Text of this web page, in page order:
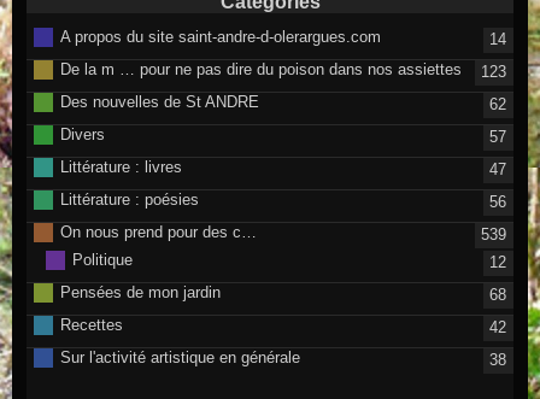
A propos du site saint-andre-d-olerargues.com
14
De la m … pour ne pas dire du poison dans nos assiettes
123
Des nouvelles de St ANDRE
62
Divers
57
Littérature : livres
47
Littérature : poésies
56
On nous prend pour des c…
539
Politique
12
Pensées de mon jardin
68
Recettes
42
Sur l'activité artistique en générale
38